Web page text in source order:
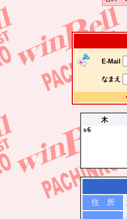
E-Mail
なまえ
木
8/6
住 所